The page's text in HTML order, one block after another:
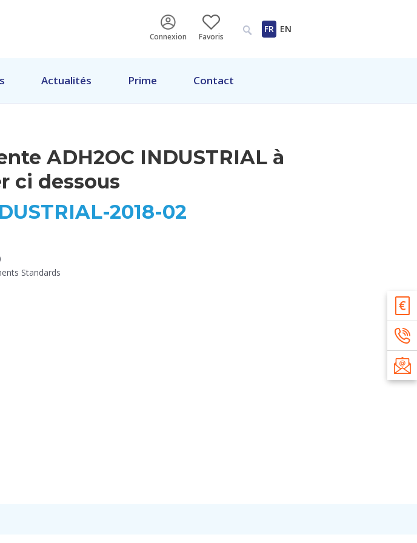
Connexion Favoris
FR EN
Actualités Prime Contact
ADH2OC INDUSTRIAL à
ci dessous
2018-02
Standards